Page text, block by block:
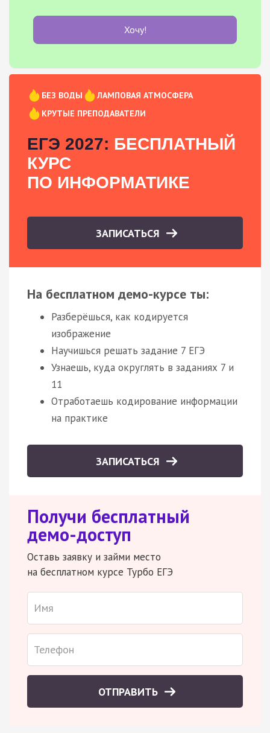
Хочу!
БЕЗ ВОДЫ
ЛАМПОВАЯ АТМОСФЕРА
КРУТЫЕ ПРЕПОДАВАТЕЛИ
ЕГЭ 2027: БЕСПЛАТНЫЙ
КУРС
ПО ИНФОРМАТИКЕ
ЗАПИСАТЬСЯ
На бесплатном демо-курсе ты:
Разберёшься, как кодируется
изображение
Научишься решать задание 7 ЕГЭ
Узнаешь, куда округлять в заданиях 7 и
11
Отработаешь кодирование информации
на практике
ЗАПИСАТЬСЯ
Получи бесплатный
демо-доступ
Оставь заявку и займи место
на бесплатном курсе Турбо ЕГЭ
ОТПРАВИТЬ